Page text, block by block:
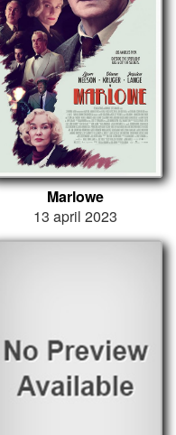
Marlowe
13 april 2023